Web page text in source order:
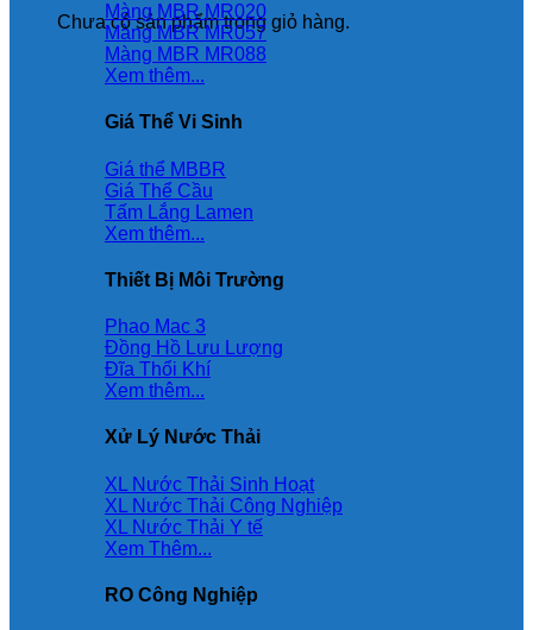
Chưa có sản phẩm trong giỏ hàng.
Màng MBR MR020
Màng MBR MR057
Màng MBR MR088
Xem thêm...
Giá Thể Vi Sinh
Giá thể MBBR
Giá Thể Cầu
Tấm Lắng Lamen
Xem thêm...
Thiết Bị Môi Trường
Phao Mac 3
Đồng Hồ Lưu Lượng
Đĩa Thổi Khí
Xem thêm...
Xử Lý Nước Thải
XL Nước Thải Sinh Hoạt
XL Nước Thải Công Nghiệp
XL Nước Thải Y tế
Xem Thêm...
RO Công Nghiệp